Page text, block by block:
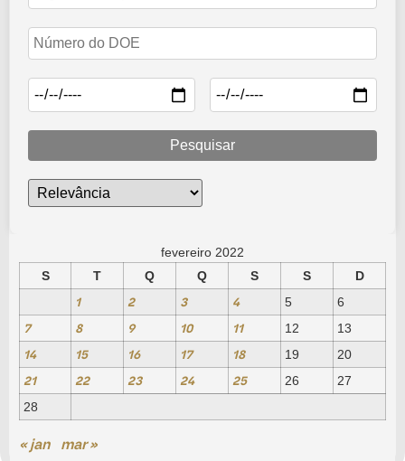
9 de fevereiro de 2022
Abrir Edição
Pesquisar
fevereiro 2022
S
T Q Q S S D
1 2 3 4 5 6
7 8 9 10 11 12 13
14 15 16 17 18 19 20
21 22 23 24 25 26
27
28
« jan mar »